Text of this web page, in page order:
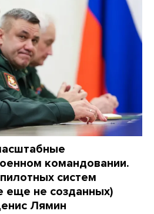
командовании.
систем
еще не созданных)
Лямин